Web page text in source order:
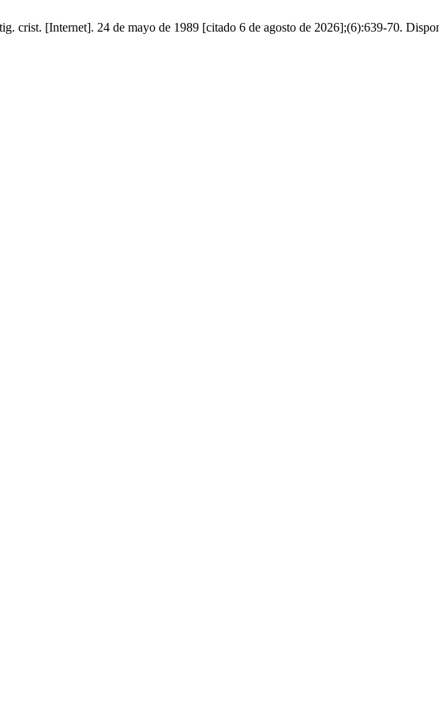
crist. [Internet]. 24 de mayo de 1989 [citado 6 de agosto de 2026];(6):639-70.